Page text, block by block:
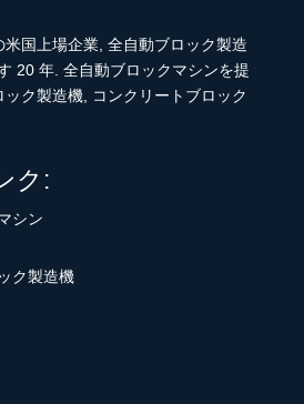
国上場企業, 全自動ブロック製造
20 年. 全自動ブロックマシンを提
ク製造機, コンクリートブロック
ク:
シン
ク製造機